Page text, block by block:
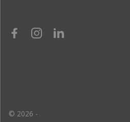
© 2026 -